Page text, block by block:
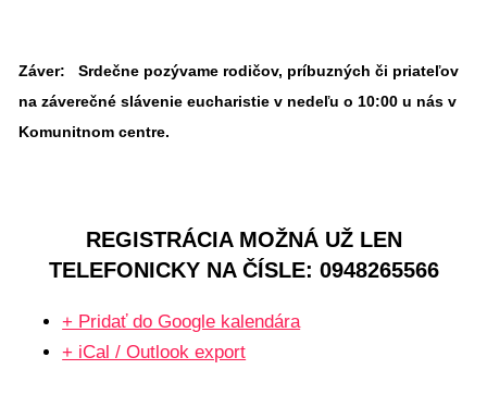
Záver:
Srdečne pozývame rodičov, príbuzných či priateľov
na záverečné slávenie eucharistie v nedeľu o 10:00 u nás v
Komunitnom centre.
REGISTRÁCIA MOŽNÁ UŽ LEN
TELEFONICKY NA ČÍSLE: ‭0948265566‬
+ Pridať do Google kalendára
+ iCal / Outlook export